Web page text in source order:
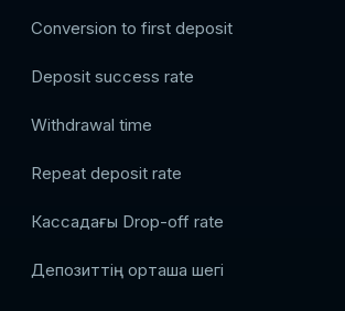
Conversion to first deposit
Deposit success rate
Withdrawal time
Repeat deposit rate
Кассадағы Drop-off rate
Депозиттің орташа шегі